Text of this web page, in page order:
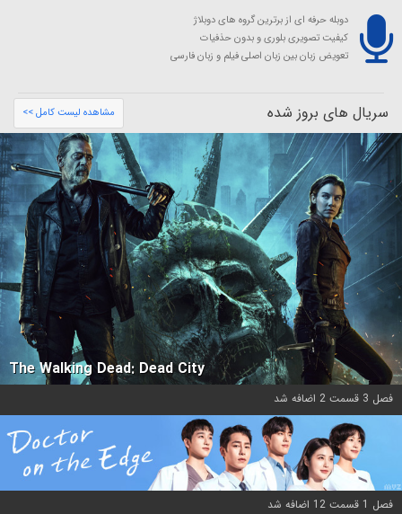
دوبله حرفه ای از برترین گروه های دوبلاژ
کیفیت تصویری بلوری و بدون حذفیات
تعویض زبان بین زبان اصلی فیلم و زبان فارسی
سریال های بروز شده مشاهده لیست کامل >>
The Walking Dead: Dead City
فصل 3 قسمت 2 اضافه شد
فصل 1 قسمت 12 اضافه شد